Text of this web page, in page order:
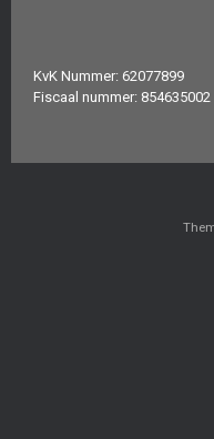
KvK Nummer: 62077899
Fiscaal nummer: 854635002